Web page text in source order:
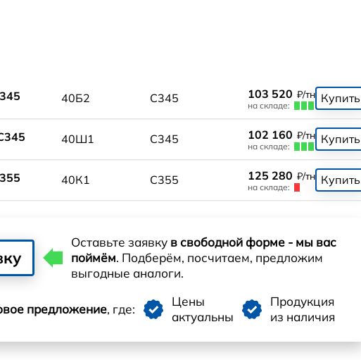
40Б2 С345 103 520 ₽/тн
на складе:
Купить
40Ш1 С345 102 160 ₽/тн
на складе:
Купить
40К1 С355 125 280 ₽/тн
на складе:
Купить
Оставьте заявку в свободной форме - мы вас
поймём. Подберём, посчитаем, предложим
выгодные аналоги.
предложение, где:
Цены
актуальны
Продукция
из наличия